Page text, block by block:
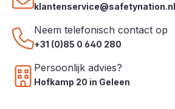
klantenservice@safetynation.nl
Neem telefonisch contact op
+31 (0)85 0 640 280
Persoonlijk advies?
Hofkamp 20 in Geleen